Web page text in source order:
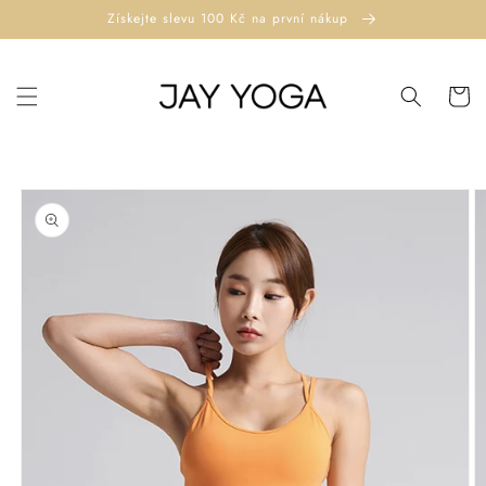
obsahu
Získejte slevu 100 Kč na první nákup
Košík
informace
produktu